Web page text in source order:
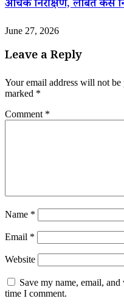
औचक निरीक्षण, लंबित केस
June 27, 2026
Leave a Reply
Your email address will not be
marked *
Comment *
Name *
Email *
Website
Save my name, email,
time I comment.